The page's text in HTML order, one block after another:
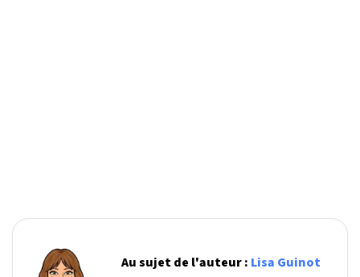
Au sujet de l'auteur : Lisa Guinot